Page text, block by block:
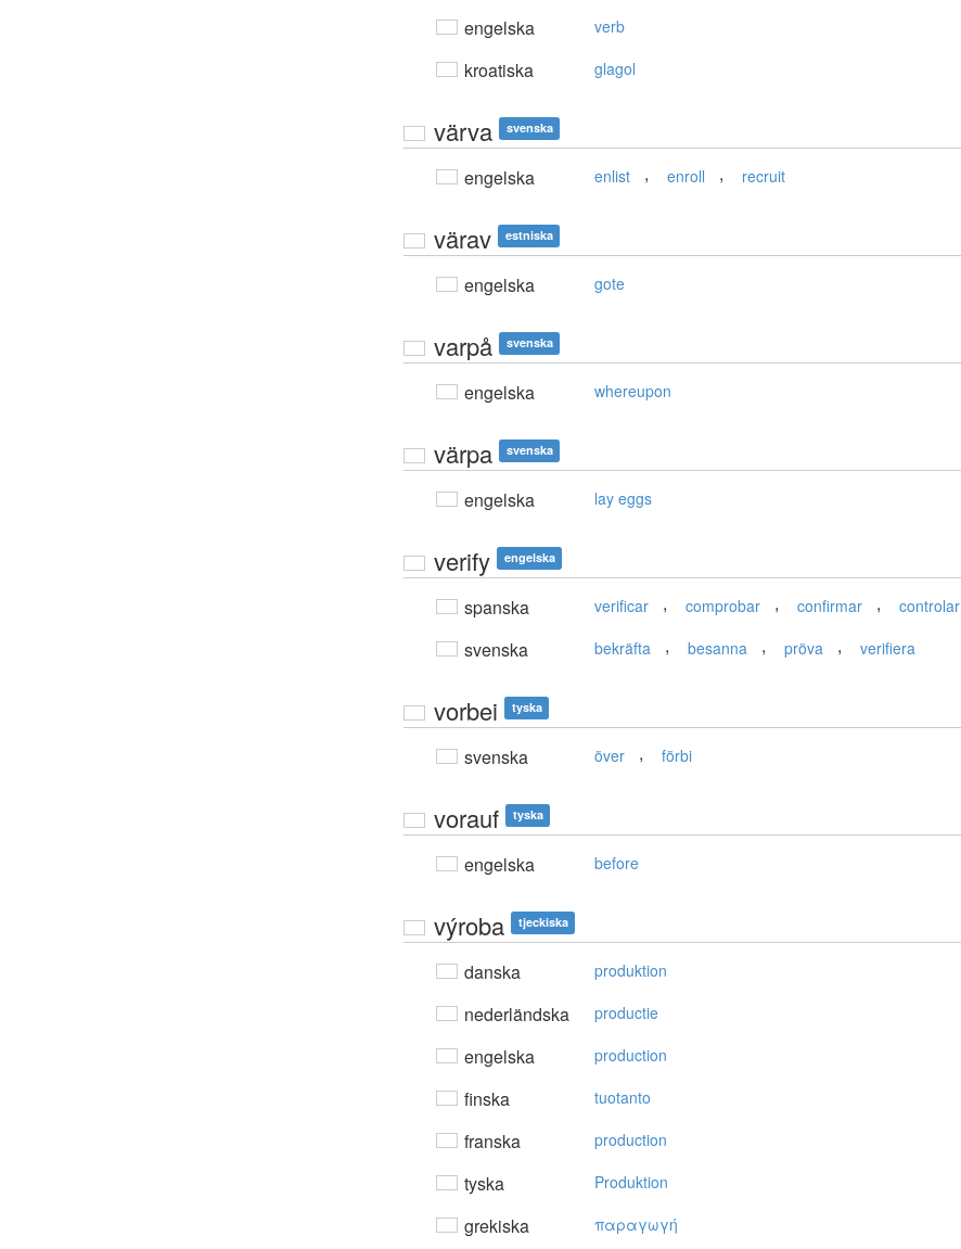
engelska verb
kroatiska glagol
värva svenska
engelska enlist , enroll , recruit
värav estniska
engelska gote
varpå svenska
engelska whereupon
värpa svenska
engelska lay eggs
verify engelska
spanska verificar , comprobar , confirmar , controlar
svenska bekräfta , besanna , pröva , verifiera
vorbei tyska
svenska över , förbi
vorauf tyska
engelska before
výroba tjeckiska
danska produktion
nederländska productie
engelska production
finska tuotanto
franska production
tyska Produktion
grekiska παραγωγή